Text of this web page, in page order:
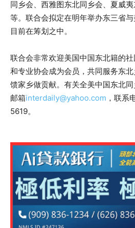
同乡会、西雅图东北同乡会、夏威
等。联合会拟定在明年举办东三省
目前在筹划之中。
联合会非常欢迎美国中国东北籍的
和专业协会成为会员，共同服务东
馈家乡做贡献。有关全美中国东北
邮箱interdaily@yahoo.com ，联系
5619。